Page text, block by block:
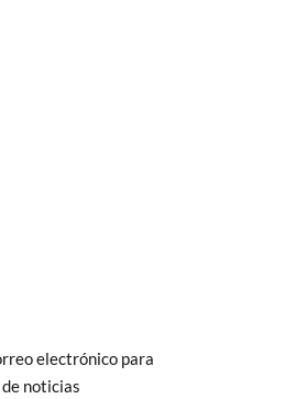
electrónico para
noticias